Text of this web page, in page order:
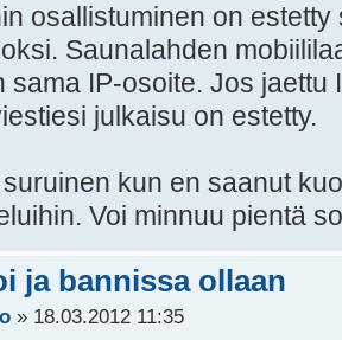
osallistuminen on
Saunalahden
sama IP-osoite. Jos jaettu
julkaisu on estetty.
kun en saanut
Voi minnuu pientä
ja bannissa ollaan
» 18.03.2012 11:35